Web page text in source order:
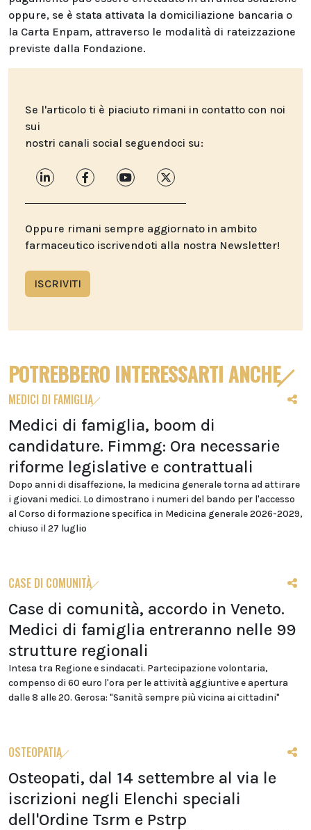
oppure, se è stata attivata la domiciliazione bancaria o
la Carta Enpam, attraverso le modalità di rateizzazione
previste dalla Fondazione.
Se l'articolo ti è piaciuto rimani in contatto con noi
sui
nostri canali social seguendoci su:
Oppure rimani sempre aggiornato in ambito
farmaceutico iscrivendoti alla nostra Newsletter!
ISCRIVITI
POTREBBERO INTERESSARTI ANCHE
MEDICI DI FAMIGLIA
Medici di famiglia, boom di
candidature. Fimmg: Ora necessarie
riforme legislative e contrattuali
Dopo anni di disaffezione, la medicina generale torna ad attirare
i giovani medici. Lo dimostrano i numeri del bando per l'accesso
al Corso di formazione specifica in Medicina generale 2026-2029,
chiuso il 27 luglio
CASE DI COMUNITÀ
Case di comunità, accordo in Veneto.
Medici di famiglia entreranno nelle 99
strutture regionali
Intesa tra Regione e sindacati. Partecipazione volontaria,
compenso di 60 euro l'ora per le attività aggiuntive e apertura
dalle 8 alle 20. Gerosa: "Sanità sempre più vicina ai cittadini"
OSTEOPATIA
Osteopati, dal 14 settembre al via le
iscrizioni negli Elenchi speciali
dell'Ordine Tsrm e Pstrp